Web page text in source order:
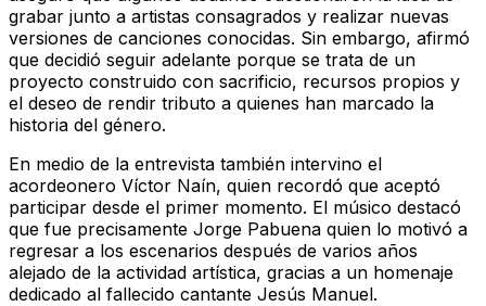
grabar junto a artistas consagrados y realizar nuevas
versiones de canciones conocidas. Sin embargo, afirmó
que decidió seguir adelante porque se trata de un
proyecto construido con sacrificio, recursos propios y
el deseo de rendir tributo a quienes han marcado la
historia del género.
En medio de la entrevista también intervino el
acordeonero Víctor Naín, quien recordó que aceptó
participar desde el primer momento. El músico destacó
que fue precisamente Jorge Pabuena quien lo motivó a
regresar a los escenarios después de varios años
alejado de la actividad artística, gracias a un homenaje
dedicado al fallecido cantante Jesús Manuel.